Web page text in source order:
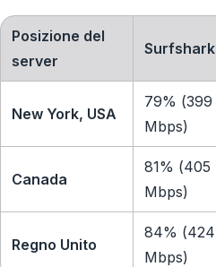
Posizione del
server
Surfshark
New York, USA
79% (399
Mbps)
Canada
81% (405
Mbps)
Regno Unito
84% (424
Mbps)